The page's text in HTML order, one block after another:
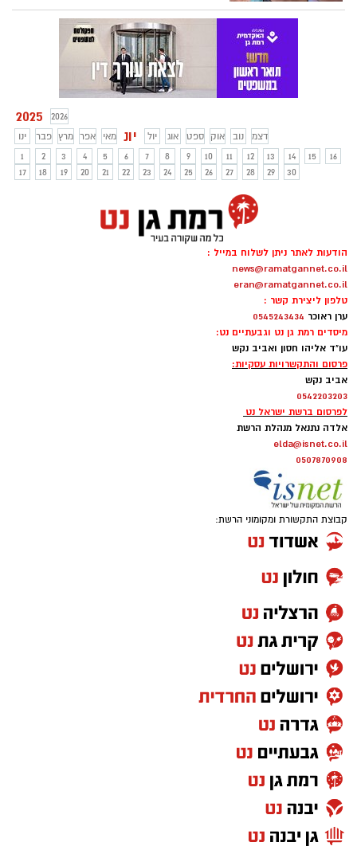
במבצע מיוחד של השב״כ וצה״ל, חולצו אמש
(ש׳) גופותיהם של החטופים עפרה קידר ז״ל,
יונתן סמרנו ז״ל וסמל-ראשון שי לוינסון ז״ל,
מתוך רצועת עזה. השלושה נרצחו ונחטפו על
ידי מחבלי חמאס במהלך מתקפת הטרור
הרצחנית ב־7 באוקטובר. במסגרת מבצע
מורכב בעומק הרצועה, כוחות הביטחון
הצליחו לאתר ולהשיב את גופותיהם לישראל
— לקבורה ראויה באדמת הארץ.
2025
2026
ינו
פבר מרץ אפר מאי יונ יול אוג ספט אוק נוב
דצמ
1
2 3 4 5 6 7 8 9 10 11 12 13 14 15
16
17
18 19 20 21 22 23 24 25 26 27 28 29 30
הודעות לאתר ניתן לשלוח במייל :
news@ramatgannet.co.il
eran@ramatgannet.co.il
טלפון ליצירת קשר :
ערן ראוכר 0545243434
מיסדים רמת גן נט וגבעתיים נט:
עו"ד אליהו חסון ואביב נקש
פרסום והתקשרויות עסקיות:
אביב נקש
0542203203
לפרסום ברשת ישראל נט
אלדה נתנאל מנהלת הרשת
elda@isnet.co.il
0507870908
קבוצת התקשורת ומקומוני הרשת: